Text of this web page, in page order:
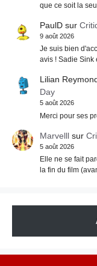
que ce soit la
PaulDsur
9 août 2026
Je suis bien
avis ! Sadie Sink
Lilian
Day
5 août 2026
Merci pour ses
Marvelllsur
5 août 2026
Elle ne se fait
la fin du film